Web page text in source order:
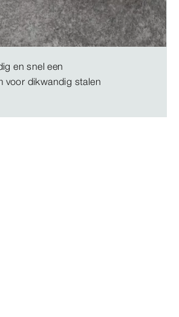
en snel een
voor dikwandig stalen